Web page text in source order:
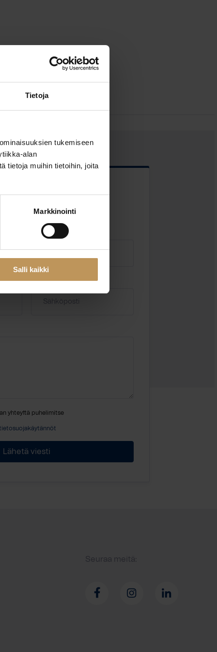
Tietoja
tukemiseen
alan
tietoja muihin tietoihin, joita
Markkinointi
Salli kaikki
Sähköposti*
yhteyttä puhelimitse
Seuraa meitä: